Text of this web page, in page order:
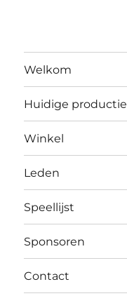
Welkom
Huidige productie
Winkel
Leden
Speellijst
Sponsoren
Contact